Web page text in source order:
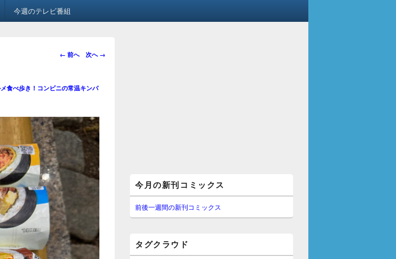
今週のテレビ番組
画
ビ
シ
ョ
← 前へ 次へ →
食べ歩き！コンビニの常温キンパ
イ
ン
サ
イ
ー
今月の新刊コミックス
前後一週間の新刊コミックス
タグクラウド